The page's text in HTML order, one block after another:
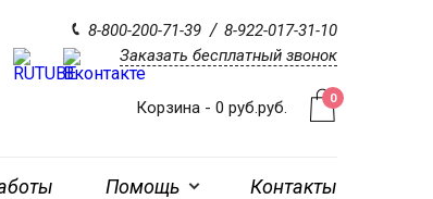
8-800-200-71-39
8-922-017-31-10
Заказать бесплатный звонок
Корзина - 0 руб. руб. 0
Помощь Контакты